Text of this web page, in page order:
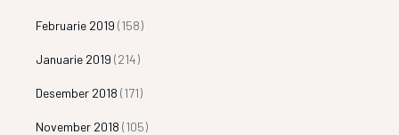
Februarie 2019 (158)
Januarie 2019 (214)
Desember 2018 (171)
November 2018 (105)